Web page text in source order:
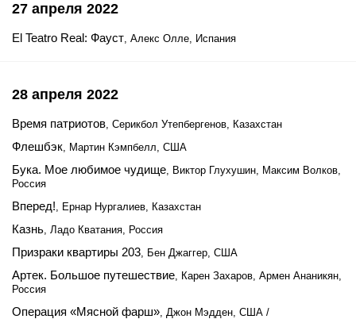
27 апреля 2022
El Teatro Real: Фауст, Алекс Олле, Испания
28 апреля 2022
Время патриотов, Серикбол Утепбергенов, Казахстан
Флешбэк, Мартин Кэмпбелл, США
Бука. Мое любимое чудище, Виктор Глухушин, Максим Волков,
Россия
Вперед!, Ернар Нургалиев, Казахстан
Казнь, Ладо Кватания, Россия
Призраки квартиры 203, Бен Джаггер, США
Артек. Большое путешествие, Карен Захаров, Армен Ананикян,
Россия
Операция «Мясной фарш», Джон Мэдден, США /